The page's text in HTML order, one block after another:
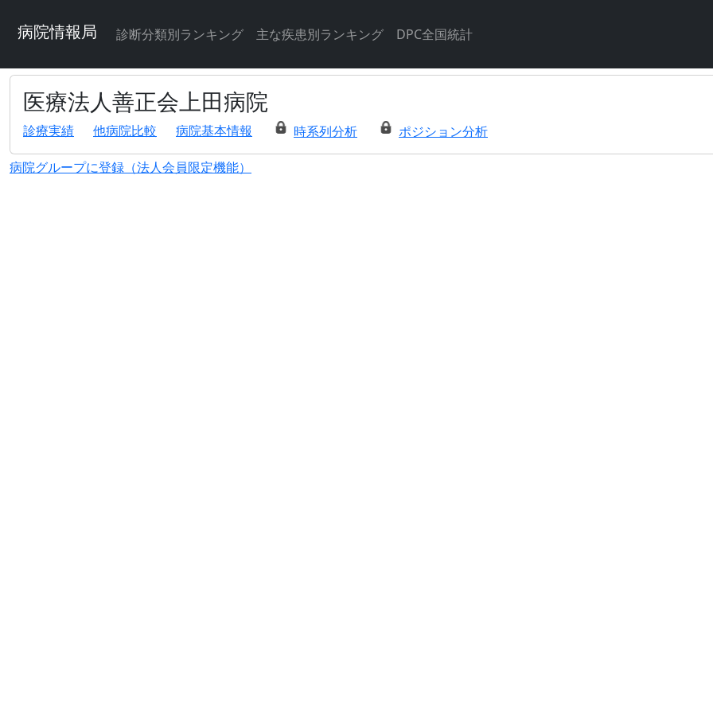
病院情報局 診断分類別ランキング 主な疾患別ランキング DPC全国統計
医療法人善正会上田病院
診療実績 他病院比較 病院基本情報 時系列分析 ポジション分析
病院グループに登録（法人会員限定機能）